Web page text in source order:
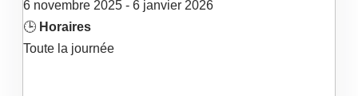
6 novembre 2025 - 6 janvier 2026
🕒 Horaires
Toute la journée